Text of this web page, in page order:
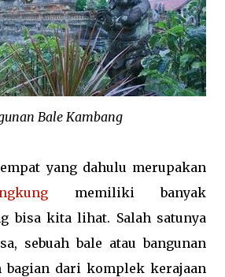
Bale Kambang
yang dahulu merupakan
memiliki banyak
bisa kita lihat. Salah satunya
sebuah bale atau bangunan
bagian dari komplek kerajaan